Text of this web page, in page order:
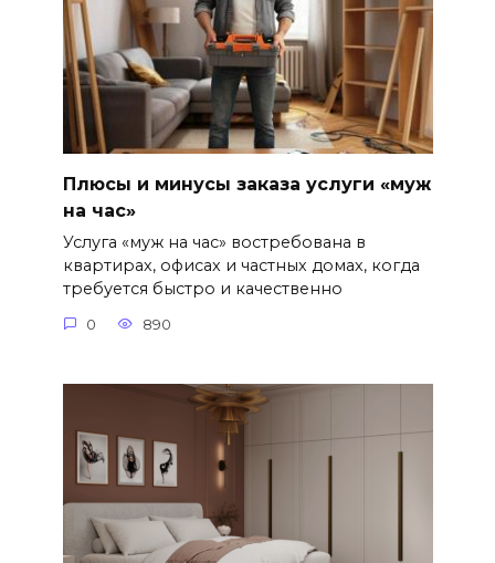
Плюсы и минусы заказа услуги «муж
на час»
Услуга «муж на час» востребована в
квартирах, офисах и частных домах, когда
требуется быстро и качественно
0 890